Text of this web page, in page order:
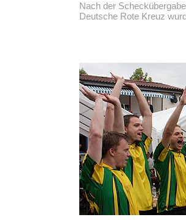
Nach der
Deutsche Rote Kreuz